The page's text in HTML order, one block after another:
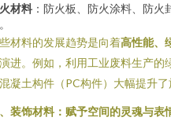
材料 ：防火板、防火涂料、防
材料的发展趋势是向着高性能、
进。例如，利用工业废料生产的
凝土构件（PC构件）大幅提升了
装饰材料：赋予空间的灵魂与表